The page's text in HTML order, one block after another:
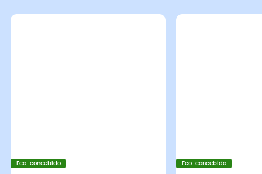
Eco-concebido Eco-concebido